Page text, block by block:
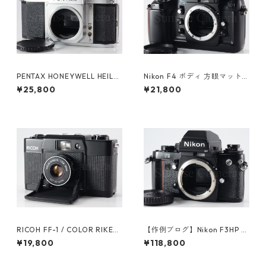
PENTAX HONEYWELL HEILA
ND H2 ペンタックス (61376)
¥25,800
Nikon F4 ボディ 方眼マット
スクリーン（E） / マットスク
リーン（B）付 ニコン（6124
¥21,800
RICOH FF-1 / COLOR RIKEN
ON 35mm F2.8 リコー（6149
3）
¥19,800
【作例ブログ】Nikon F3HP ボ
ディ 後期191万番台 ニコン（6
1308）
¥118,800